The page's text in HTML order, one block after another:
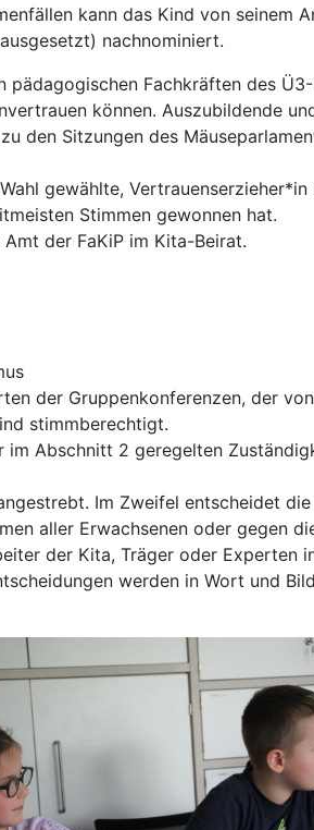
kann das Kind von seinem
nachnominiert.
pädagogischen Fachkräften des
können. Auszubildende
den Sitzungen des
gewählte,
Stimmen gewonnen hat.
der FaKiP im Kita-Beirat.
der Gruppenkonferenzen, der
stimmberechtigt.
im Abschnitt 2 geregelten
Im Zweifel entscheidet
aller Erwachsenen oder gegen
der Kita, Träger oder Experten
werden in Wort und